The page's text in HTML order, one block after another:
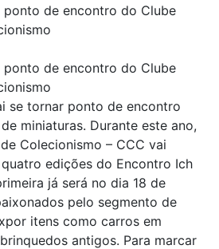
de encontro do Clube
de encontro do Clube
se tornar ponto de encontro
miniaturas. Durante este ano,
Colecionismo – CCC vai
edições do Encontro Ich
já será no dia 18 de
pelo segmento de
itens como carros em
antigos. Para marcar